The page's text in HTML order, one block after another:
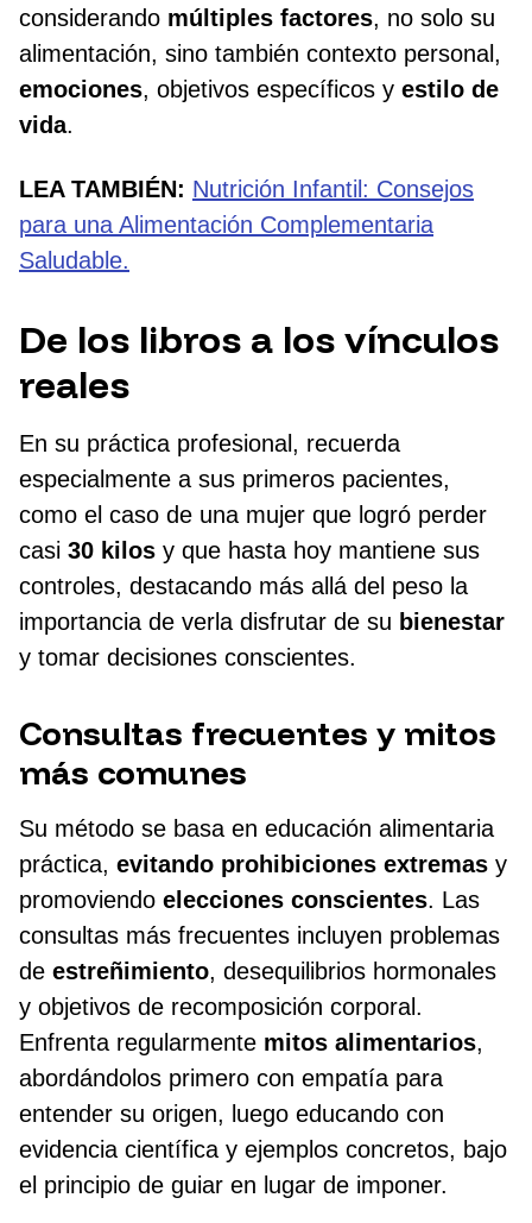
considerando múltiples factores, no solo su
alimentación, sino también contexto personal,
emociones, objetivos específicos y estilo de
vida.
LEA TAMBIÉN: Nutrición Infantil: Consejos
para una Alimentación Complementaria
Saludable.
De los libros a los vínculos
reales
En su práctica profesional, recuerda
especialmente a sus primeros pacientes,
como el caso de una mujer que logró perder
casi 30 kilos y que hasta hoy mantiene sus
controles, destacando más allá del peso la
importancia de verla disfrutar de su bienestar
y tomar decisiones conscientes.
Consultas frecuentes y mitos
más comunes
Su método se basa en educación alimentaria
práctica, evitando prohibiciones extremas y
promoviendo elecciones conscientes. Las
consultas más frecuentes incluyen problemas
de estreñimiento, desequilibrios hormonales
y objetivos de recomposición corporal.
Enfrenta regularmente mitos alimentarios,
abordándolos primero con empatía para
entender su origen, luego educando con
evidencia científica y ejemplos concretos, bajo
el principio de guiar en lugar de imponer.